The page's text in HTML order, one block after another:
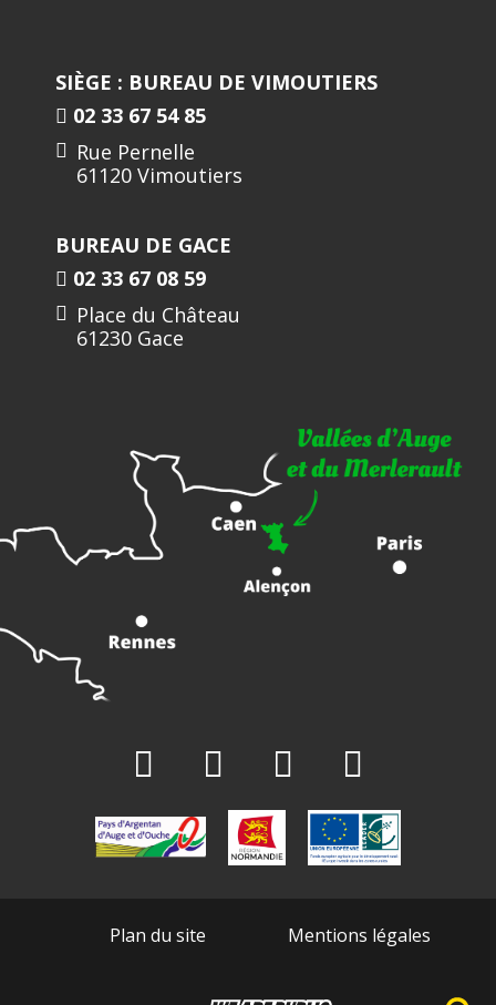
SIÈGE : BUREAU DE VIMOUTIERS
02 33 67 54 85
Rue Pernelle
61120 Vimoutiers
BUREAU DE GACE
02 33 67 08 59
Place du Château
61230 Gace
Plan du site Mentions légales